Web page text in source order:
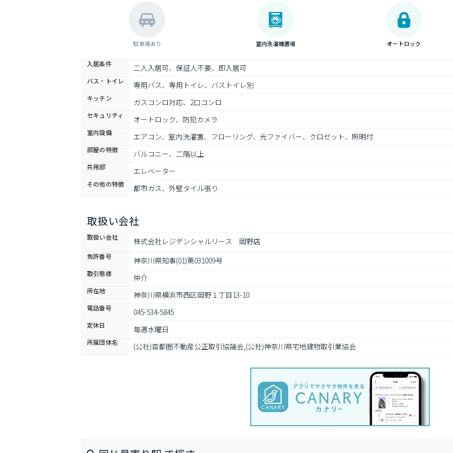
駐車場あり 室内洗濯機置場 オートロック
入居条件 二人入居可、保証人不要、即入居可
バス・トイレ 専用バス、専用トイレ、バストイレ別
キッチン ガスコンロ対応、2口コンロ
セキュリティ オートロック、防犯カメラ
室内設備 エアコン、室内洗濯置、フローリング、光ファイバー、クロゼット、照明付
部屋の特徴 バルコニー、二階以上
共用部 エレベーター
その他の特徴 都市ガス、外壁タイル張り
取扱い会社
取扱い会社 株式会社レジデンシャルリース　岡野店
免許番号 神奈川県知事(01)第031009号
取引態様 仲介
所在地 神奈川県横浜市西区岡野１丁目13-10
電話番号 045-534-5845
定休日 毎週水曜日
所属団体名 (公社)首都圏不動産公正取引協議会,(公社)神奈川県宅地建物取引業協会